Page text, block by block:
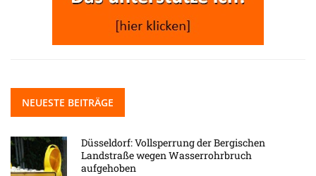
NEUESTE BEITRÄGE
Düsseldorf: Vollsperrung der Bergischen
Landstraße wegen Wasserrohrbruch
aufgehoben